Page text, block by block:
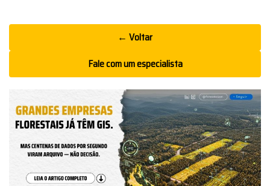
para
conteúdo
← Voltar
Fale com um especialista